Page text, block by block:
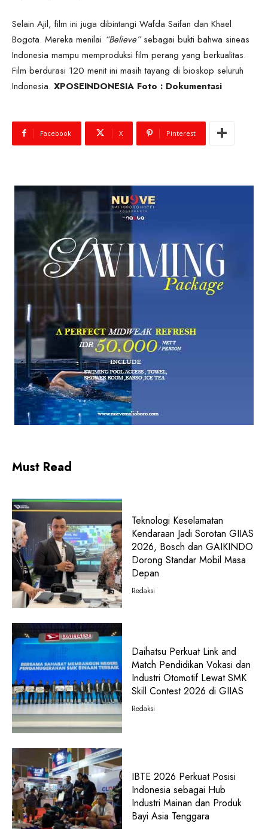
Selain Ajil, film ini juga dibintangi Wafda Saifan dan Khael
Bogota. Mereka menilai “Believe”sebagai bukti bahwa sineas
Indonesia mampu memproduksi film perang yang berkualitas.
Film berdurasi 120 menit ini masih tayang di bioskop seluruh
Indonesia. XPOSEINDONESIA Foto : Dokumentasi
Facebook X Pinterest
Must Read
Teknologi Keselamatan
Kendaraan Jadi Sorotan GIIAS
2026, Bosch dan GAIKINDO
Dorong Standar Mobil Masa
Depan
Redaksi
Daihatsu Perkuat Link and
Match Pendidikan Vokasi dan
Industri Otomotif Lewat SMK
Skill Contest 2026 di GIIAS
Redaksi
IBTE 2026 Perkuat Posisi
Indonesia sebagai Hub
Industri Mainan dan Produk
Bayi Asia Tenggara